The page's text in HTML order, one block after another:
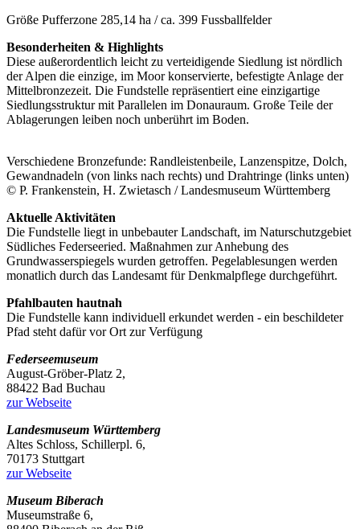
Größe Pufferzone 285,14 ha / ca. 399 Fussballfelder
Besonderheiten & Highlights
Diese außerordentlich leicht zu verteidigende Siedlung ist nördlich
der Alpen die einzige, im Moor konservierte, befestigte Anlage der
Mittelbronzezeit. Die Fundstelle repräsentiert eine einzigartige
Siedlungsstruktur mit Parallelen im Donauraum. Große Teile der
Ablagerungen leiben noch unberührt im Boden.
Verschiedene Bronzefunde: Randleistenbeile, Lanzenspitze, Dolch,
Gewandnadeln (von links nach rechts) und Drahtringe (links unten)
© P. Frankenstein, H. Zwietasch / Landesmuseum Württemberg
Aktuelle Aktivitäten
Die Fundstelle liegt in unbebauter Landschaft, im Naturschutzgebiet
Südliches Federseeried. Maßnahmen zur Anhebung des
Grundwasserspiegels wurden getroffen. Pegelablesungen werden
monatlich durch das Landesamt für Denkmalpflege durchgeführt.
Pfahlbauten hautnah
Die Fundstelle kann individuell erkundet werden - ein beschildeter
Pfad steht dafür vor Ort zur Verfügung
Federseemuseum
August-Gröber-Platz 2,
88422 Bad Buchau
zur Webseite
Landesmuseum Württemberg
Altes Schloss, Schillerpl. 6,
70173 Stuttgart
zur Webseite
Museum Biberach
Museumstraße 6,